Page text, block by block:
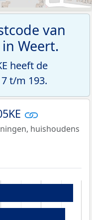
van
in Weert.
heeft de
t/m 193.
huishoudens